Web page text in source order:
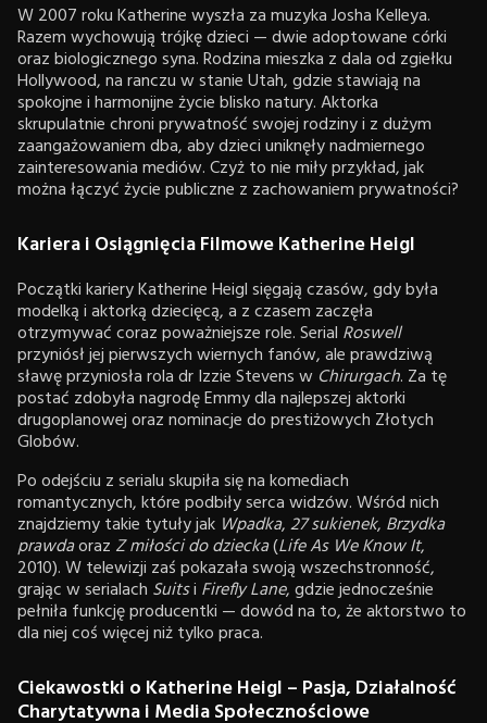
W 2007 roku Katherine wyszła za muzyka Josha Kelleya.
Razem wychowują trójkę dzieci — dwie adoptowane córki
oraz biologicznego syna. Rodzina mieszka z dala od zgiełku
Hollywood, na ranczu w stanie Utah, gdzie stawiają na
spokojne i harmonijne życie blisko natury. Aktorka
skrupulatnie chroni prywatność swojej rodziny i z dużym
zaangażowaniem dba, aby dzieci uniknęły nadmiernego
zainteresowania mediów. Czyż to nie miły przykład, jak
można łączyć życie publiczne z zachowaniem prywatności?
Kariera i Osiągnięcia Filmowe Katherine Heigl
Początki kariery Katherine Heigl sięgają czasów, gdy była
modelką i aktorką dziecięcą, a z czasem zaczęła
otrzymywać coraz poważniejsze role. Serial Roswell
przyniósł jej pierwszych wiernych fanów, ale prawdziwą
sławę przyniosła rola dr Izzie Stevens w Chirurgach. Za tę
postać zdobyła nagrodę Emmy dla najlepszej aktorki
drugoplanowej oraz nominacje do prestiżowych Złotych
Globów.
Po odejściu z serialu skupiła się na komediach
romantycznych, które podbiły serca widzów. Wśród nich
znajdziemy takie tytuły jak Wpadka,27 sukienek, Brzydka
prawdaoraz Z miłości do dziecka(Life As We Know It,
2010). W telewizji zaś pokazała swoją wszechstronność,
grając w serialach Suitsi Firefly Lane, gdzie jednocześnie
pełniła funkcję producentki — dowód na to, że aktorstwo to
dla niej coś więcej niż tylko praca.
Ciekawostki o Katherine Heigl – Pasja, Działalność
Charytatywna i Media Społecznościowe